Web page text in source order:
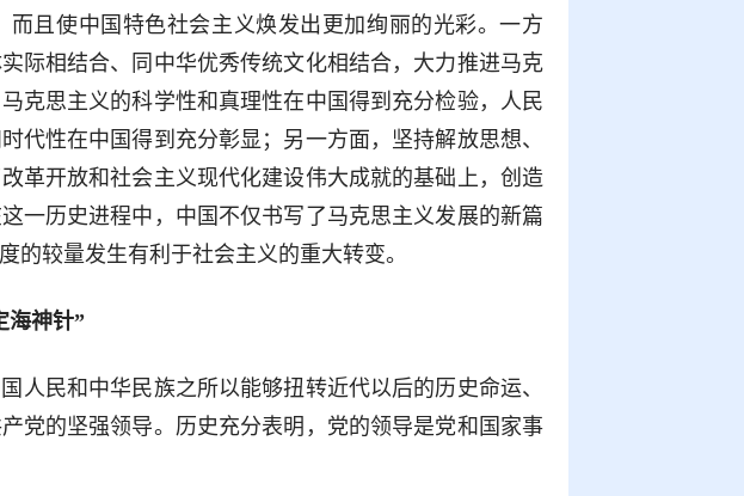
且使中国特色社会主义焕发出更加绚丽的光彩。一方
际相结合、同中华优秀传统文化相结合，大力推进马克
克思主义的科学性和真理性在中国得到充分检验，人民
代性在中国得到充分彰显；另一方面，坚持解放思想、
革开放和社会主义现代化建设伟大成就的基础上，创造
一历史进程中，中国不仅书写了马克思主义发展的新篇
的较量发生有利于社会主义的重大转变。
海神针”
人民和中华民族之所以能够扭转近代以后的历史命运、
党的坚强领导。历史充分表明，党的领导是党和国家事